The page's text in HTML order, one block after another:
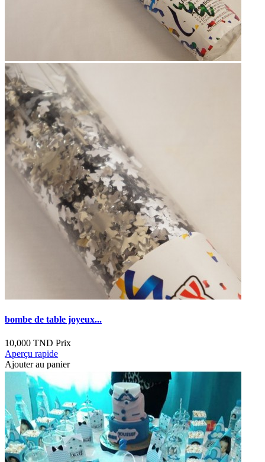
bombe de table joyeux...
10,000 TND Prix
Aperçu rapide
Ajouter au panier